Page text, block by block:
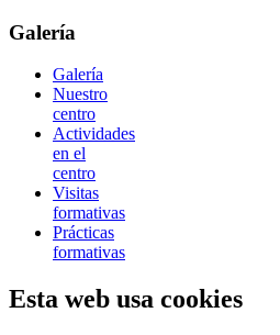
Galería
Galería
Nuestro
centro
Actividades
en el
centro
Visitas
formativas
Prácticas
formativas
Esta web usa cookies